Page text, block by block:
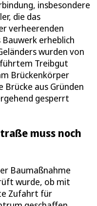
insbesondere
die das
verheerenden
erheblich
wurden von
Treibgut
Brückenkörper
Brücke aus Gründen
gesperrt
muss noch
Baumaßnahme
wurde, ob mit
Zufahrt für